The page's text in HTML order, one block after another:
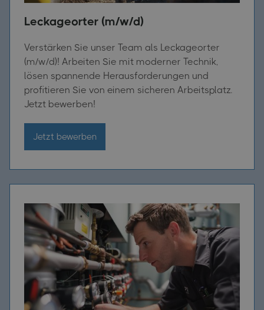
Leckageorter (m/w/d)
Verstärken Sie unser Team als Leckageorter
(m/w/d)! Arbeiten Sie mit moderner Technik,
lösen spannende Herausforderungen und
profitieren Sie von einem sicheren Arbeitsplatz.
Jetzt bewerben!
Jetzt bewerben